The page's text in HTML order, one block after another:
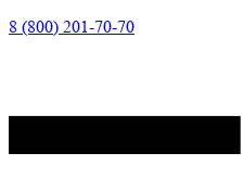
8 (800) 201-70-70